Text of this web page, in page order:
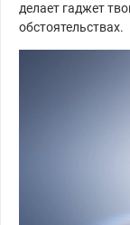
делает гаджет
обстоятельствах.